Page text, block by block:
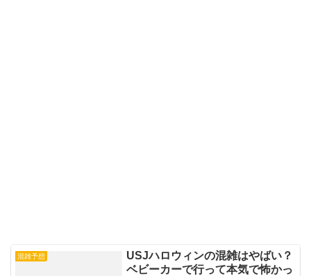
混雑予想
USJハロウィンの混雑はやばい？
ベビーカーで行って本気で怖かっ